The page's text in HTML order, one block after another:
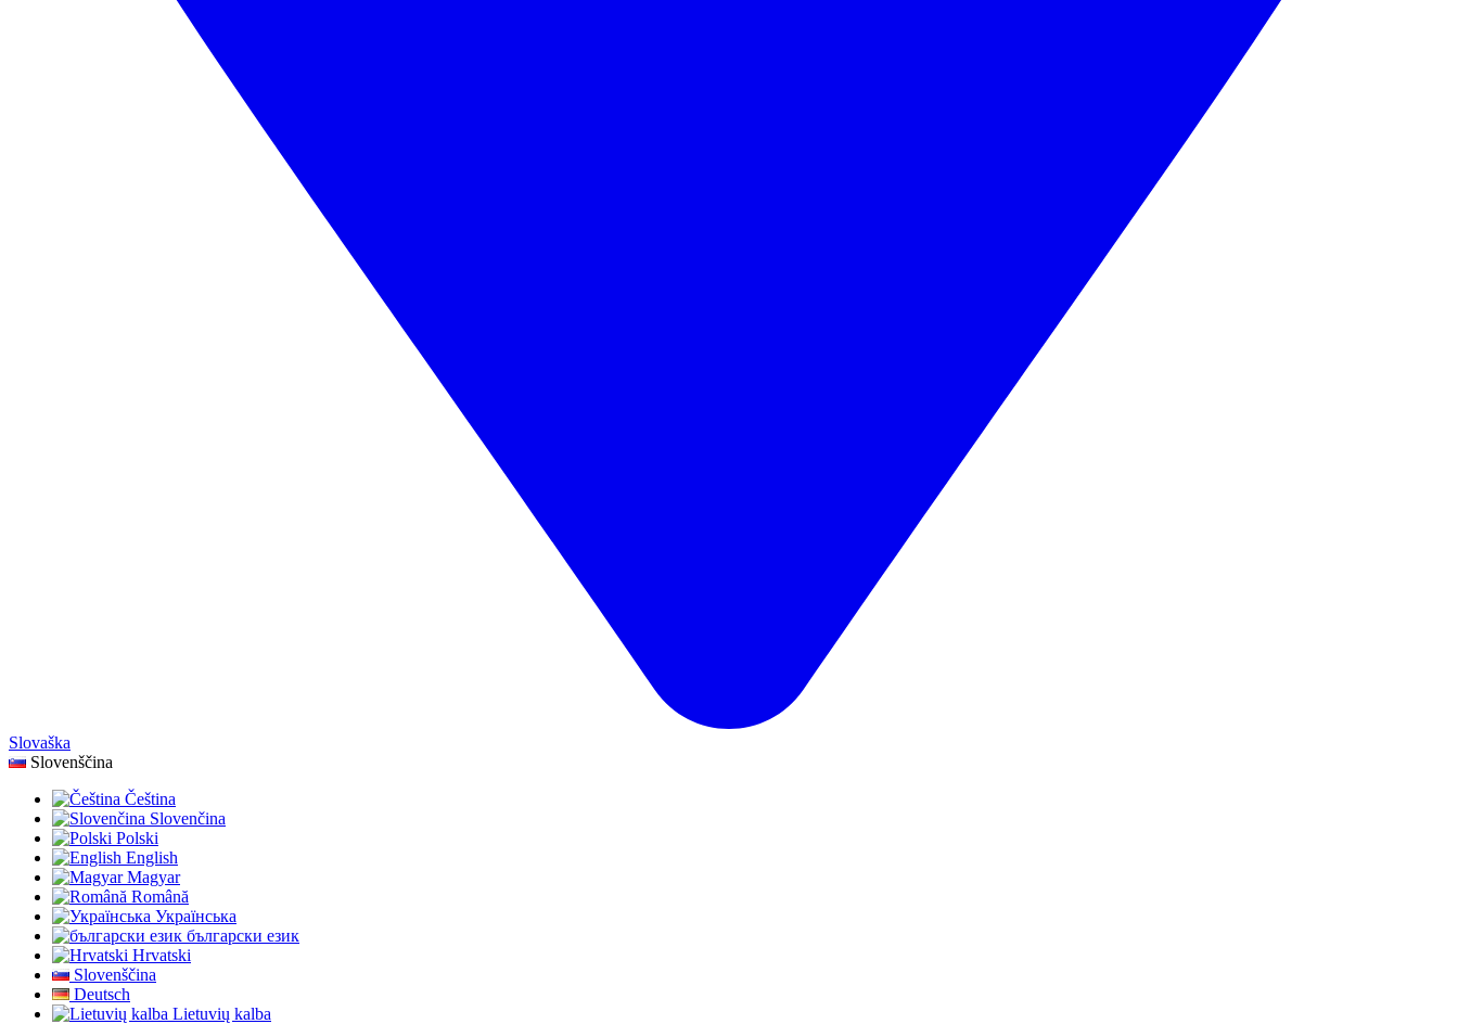
Slovaška
Slovenščina
Čeština
Slovenčina
Polski
English
Magyar
Română
Українська
български език
Hrvatski
Slovenščina
Deutsch
Lietuvių kalba